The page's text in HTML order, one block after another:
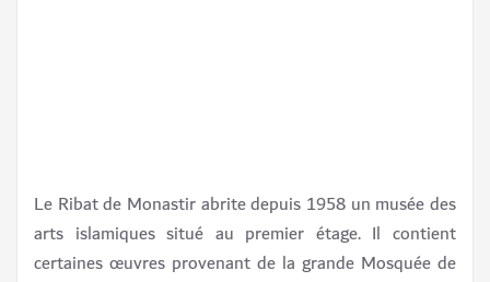
Le Ribat de Monastir abrite depuis 1958 un musée des
arts islamiques situé au premier étage. Il contient
certaines œuvres provenant de la grande Mosquée de